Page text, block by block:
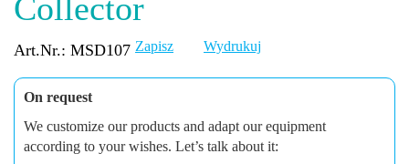
Collector
Art.Nr.: MSD107 Zapisz Wydrukuj
On request
We customize our products and adapt our equipment
according to your wishes. Let’s talk about it: